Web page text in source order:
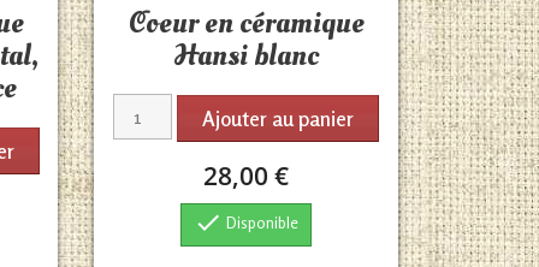
Coeur en céramique
Hansi blanc
Ajouter au panier
28,00 €
 Disponible